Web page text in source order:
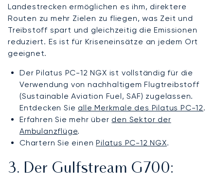
Landestrecken ermöglichen es ihm, direktere
Routen zu mehr Zielen zu fliegen, was Zeit und
Treibstoff spart und gleichzeitig die Emissionen
reduziert. Es ist für Kriseneinsätze an jedem Ort
geeignet.
Der Pilatus PC-12 NGX ist vollständig für die
Verwendung von nachhaltigem Flugtreibstoff
(Sustainable Aviation Fuel, SAF) zugelassen.
Entdecken Sie alle Merkmale des Pilatus PC-12.
Erfahren Sie mehr über den Sektor der
Ambulanzflüge.
Chartern Sie einenPilatus PC-12 NGX.
3. Der Gulfstream G700: